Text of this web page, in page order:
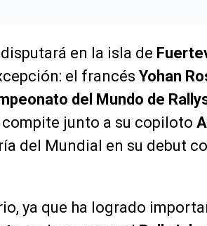
disputará en la isla de
el francés Yohan
del Mundo de
junto a su copiloto
del Mundial en su debut
ya que ha logrado